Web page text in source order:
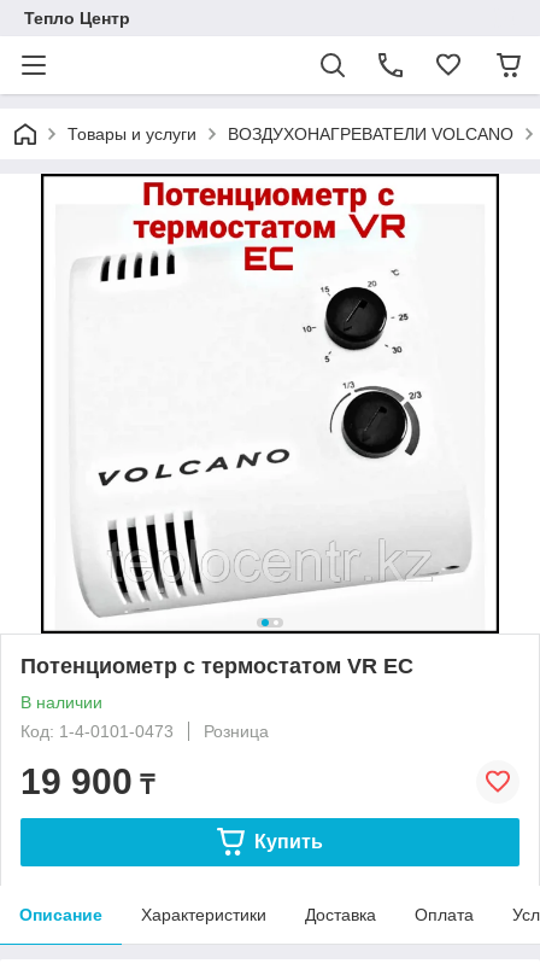
Тепло Центр
Товары и услуги ВОЗДУХОНАГРЕВАТЕЛИ VOLCANO
Потенциометр с термостатом VR EC
В наличии
Код: 1-4-0101-0473
Розница
19 900 ₸
Купить
Описание Характеристики Доставка Оплата